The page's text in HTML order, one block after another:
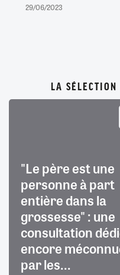
29/06/2023
LA
"Le père est une
personne à part
entière dans la
grossesse" : une
consultation
encore
par les...